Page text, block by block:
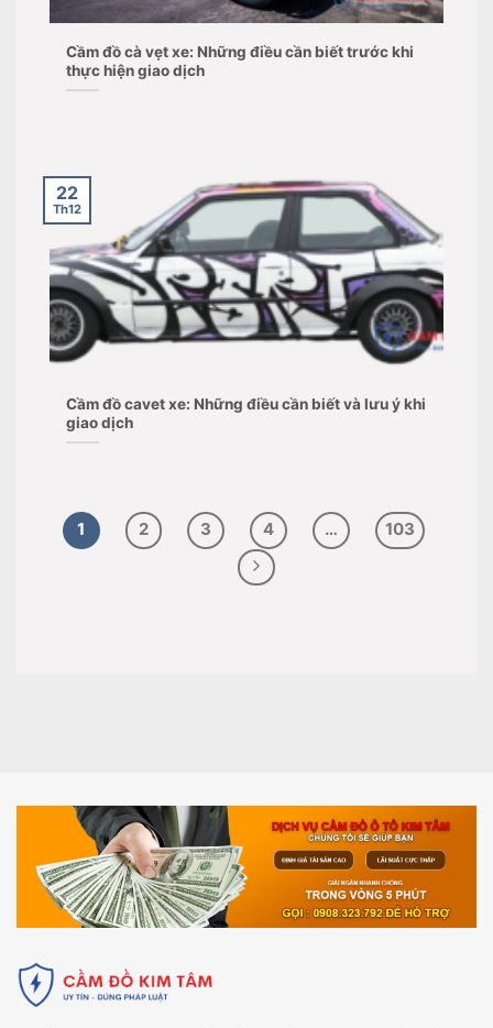
Cầm đồ cà vẹt xe: Những điều cần biết trước khi
thực hiện giao dịch
Cầm đồ cavet xe: Những điều cần biết và lưu ý khi
giao dịch
22
Th12
1 2 3 4 … 103